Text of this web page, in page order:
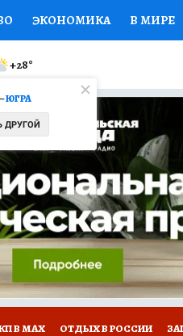
ЭКОНОМИКА В МИРЕ
СЕМЬЯ
СПЕЦПРОЕКТЫ
КОНКУРСЫ РАБОТА
ЮГРА
ДРУГОЙ
+28°
В МАХ ОТДЫХ В РОССИИ